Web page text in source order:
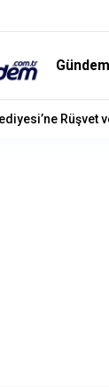
Gündem
Rüşvet